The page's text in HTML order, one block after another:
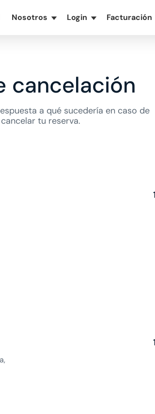
Nosotros ▾ Login ▾ Facturación
cancelación
a qué sucedería en caso de
tu reserva.